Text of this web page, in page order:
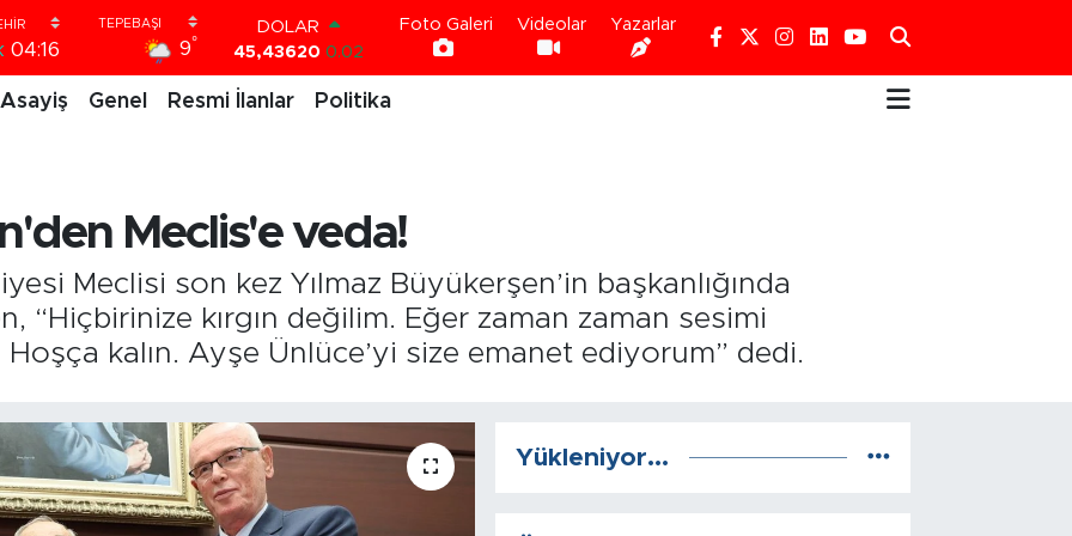
04:16 9°
DOLAR
45,43620 0.02
EURO
53,38690 0.19
BİST100
14.598,00
0
BITCOIN
Foto Galeri Videolar Yazarlar
Asayiş Genel Resmi İlanlar Politika
Meclis'e veda!
Meclisi son kez Yılmaz Büyükerşen’in başkanlığında
“Hiçbirinize kırgın değilim. Eğer zaman zaman sesimi
kalın. Ayşe Ünlüce’yi size emanet ediyorum” dedi.
Yükleniyor...